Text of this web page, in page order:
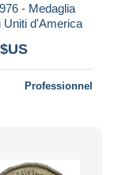
- Medaglia
Uniti d'America
Professionnel